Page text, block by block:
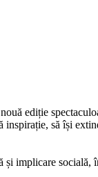
ediție
să își
implicare